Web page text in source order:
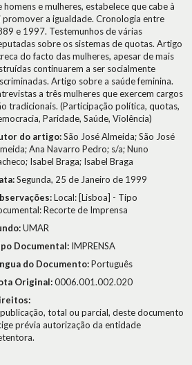
homens e mulheres, estabelece que cabe à
promover a igualdade. Cronologia entre
e 1997. Testemunhos de várias
sobre os sistemas de quotas. Artigo
do facto das mulheres, apesar de mais
continuarem a ser socialmente
Artigo sobre a saúde feminina.
a três mulheres que exercem cargos
tradicionais. (Participação política, quotas,
Paridade, Saúde, Violência)
do artigo:São José Almeida; São José
Ana Navarro Pedro; s/a; Nuno
Isabel Braga; Isabel Braga
Segunda, 25 de Janeiro de 1999
Local: [Lisboa] - Tipo
Recorte de Imprensa
UMAR
Documental: IMPRENSA
do Documento:Português
Original:0006.001.002.020
total ou parcial, deste documento
prévia autorização da entidade